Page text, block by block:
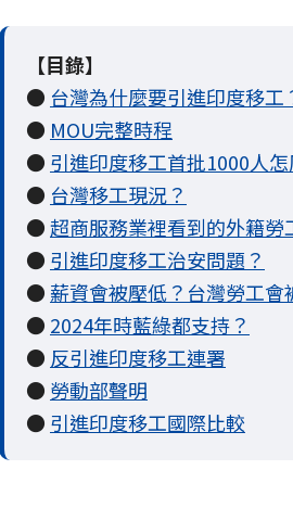
【目錄】
● 台灣為什麼要引進印度移工
● MOU完整時程
● 引進印度移工首批1000人怎
● 台灣移工現況？
●超商服務業裡看到的外籍勞
● 引進印度移工治安問題？
● 薪資會被壓低？台灣勞工會
● 2024年時藍綠都支持？
● 反引進印度移工連署
● 勞動部聲明
● 引進印度移工國際比較